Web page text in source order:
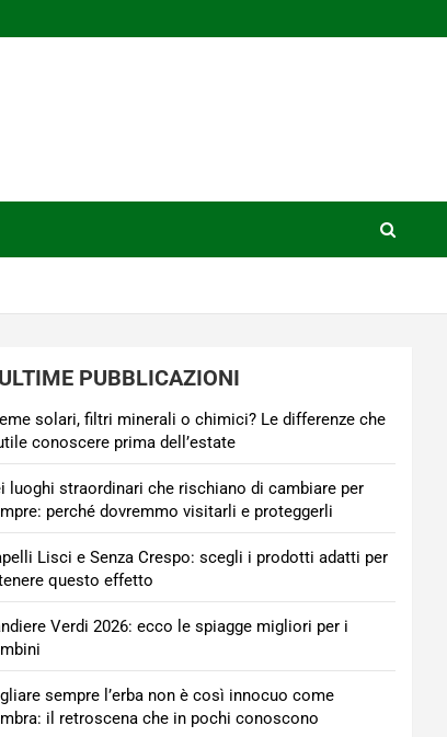
ULTIME PUBBLICAZIONI
solari, filtri minerali o chimici? Le differenze che
conoscere prima dell’estate
luoghi straordinari che rischiano di cambiare per
perché dovremmo visitarli e proteggerli
Lisci e Senza Crespo: scegli i prodotti adatti per
questo effetto
Verdi 2026: ecco le spiagge migliori per i
sempre l’erba non è così innocuo come
il retroscena che in pochi conoscono